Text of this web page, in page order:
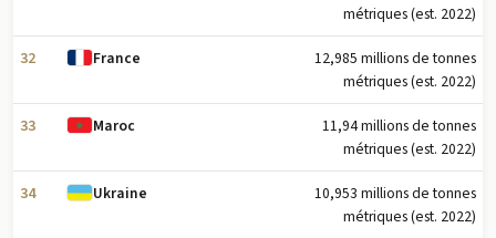
métriques (est. 2022)
32 France
12,985 millions de tonnes
métriques (est. 2022)
33 Maroc
11,94 millions de tonnes
métriques (est. 2022)
34 Ukraine
10,953 millions de tonnes
métriques (est. 2022)